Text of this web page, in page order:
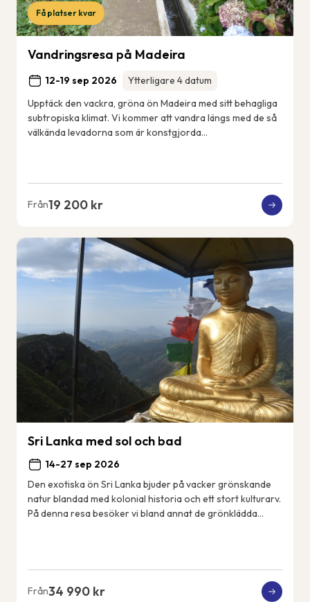
Få platser kvar
Vandringsresa på Madeira
12-19 sep 2026
Ytterligare 4 datum
Upptäck den vackra, gröna ön Madeira med sitt behagliga
subtropiska klimat. Vi kommer att vandra längs med de så
välkända levadorna som är konstgjorda
Från19 200 kr
Sri Lanka med sol och bad
14-27 sep 2026
Den exotiska ön Sri Lanka bjuder på vacker grönskande
natur blandad med kolonial historia och ett stort kulturarv.
På denna resa besöker vi bland annat de grönklädda
Från34 990 kr